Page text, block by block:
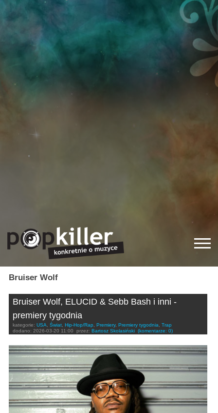
Bruiser Wolf
Bruiser Wolf, ELUCID & Sebb Bash i inni -
premiery tygodnia
kategorie: USA, Świat, Hip-Hop/Rap, Premiery, Premiery tygodnia, Trap
dodano: 2026-03-20 11:00 przez: Bartosz Skolasiński (komentarze: 0)